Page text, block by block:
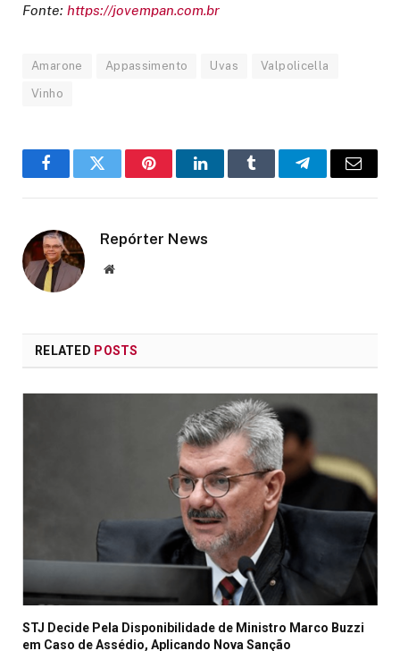
Fonte: https://jovempan.com.br
Amarone Appassimento Uvas Valpolicella
Vinho
FacebookTwitter PinterestLinkedInTumblr TelegramEmail
Repórter News
Website
RELATED POSTS
STJ Decide Pela Disponibilidade de Ministro Marco Buzzi
em Caso de Assédio, Aplicando Nova Sanção